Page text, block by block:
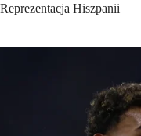
Reprezentacja Hiszpanii